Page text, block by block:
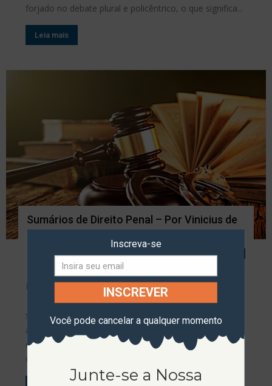
forjado no debate plural e policêntrico, o que significa...
Leia mais
Sumários de Direito Penal – Por Vinicius de
NOTA EXPLICATIVA E DE AGRADECIMENTO
A ideia dos “Sumários de Direito Penal”
surgiu a partir de um contato mantido com a
acadêmica VITÓRIA MEDEIROS, a qual, gentilmente,
digitalizou as nossas lições de Direito Penal II – Parte
Geral, ministradas...
Inscreva-se
INSCREVER
Você pode cancelar a qualquer momento
Junte-se a Nossa